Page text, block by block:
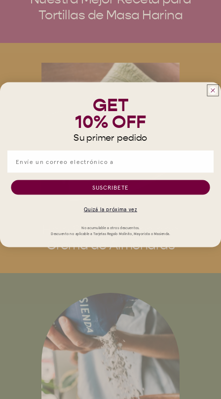
Tortillas de Masa Harina
Hoja Santa Tetelas con
Crema de Almendras
GET
10% OFF
Su primer pedido
SUSCRIBETE
Quizá la próxima vez
No acumulable a otros descuentos.
Descuento no aplicable a Tarjetas Regalo Molinito, Mayorista o Masienda.